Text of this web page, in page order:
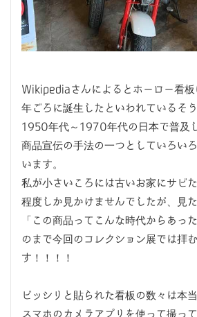
Wikipediaさんによるとホーロー看
年ごろに誕生したといわれているそう
1950年代～1970年代の日本で普及
商品宣伝の手法の一つとしていろい
います。
私が小さいころには古いお家にサビ
程度しか見かけませんでしたが、見
「この商品ってこんな時代からあっ
のまで今回のコレクション展では拝
す！！！！
ビッシリと貼られた看板の数々は本当
スマホのカメラアプリを使って撮っ